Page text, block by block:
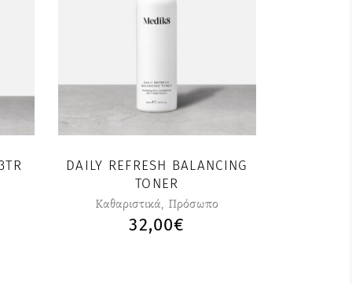
DAILY REFRESH BALANCING
TONER
Καθαριστικά, Πρόσωπο
32,00€